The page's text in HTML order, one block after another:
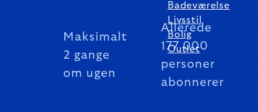
Maksimalt
2 gange
om ugen
Allerede
177 000
personer
abonnerer
Badeværelse
Livsstil
Bolig
Outlet